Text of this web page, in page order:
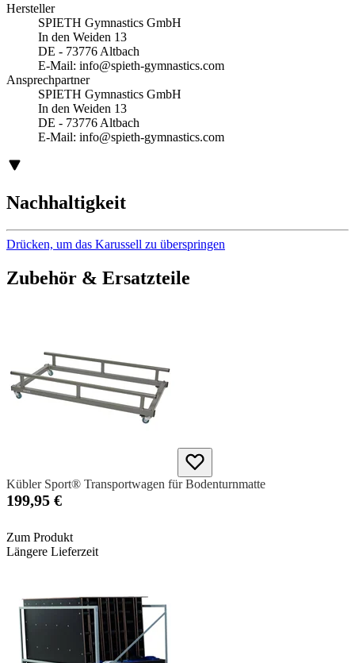
Hersteller
SPIETH Gymnastics GmbH
In den Weiden 13
DE - 73776 Altbach
E-Mail: info@spieth-gymnastics.com
Ansprechpartner
SPIETH Gymnastics GmbH
In den Weiden 13
DE - 73776 Altbach
E-Mail: info@spieth-gymnastics.com
Nachhaltigkeit
Drücken, um das Karussell zu überspringen
Zubehör & Ersatzteile
Kübler Sport® Transportwagen für Bodenturnmatte
199,95 €
Zum Produkt
Längere Lieferzeit